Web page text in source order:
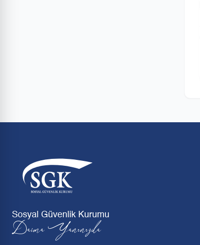
Sosyal Güvenlik Kurumu
Daima Yanınızda